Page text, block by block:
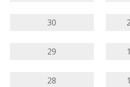
30
29
28